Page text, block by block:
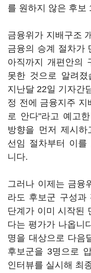
를 원하지 않은 후보
금융위가 지배구조
금융의 승계 절차가
아직까지 개편안의
못한 것으로 알려졌
지난달 22일 기자간
정 전에 금융지주
로 안다"라고 예고
방향을 먼저 제시
선임 절차부터 이를
니다.
그러나 이제는 금융
라도 후보군 구성과
단계가 이미 시작된
다는 평가가 나옵니
명을 대상으로 다음
후보군을 3명으로
인터뷰를 실시해 최